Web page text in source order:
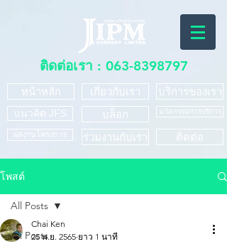
ติดต่อเรา : 063-8398797
หน้าหลัก
แนวคิด JFS
ผลงานโครงการ
เกี่ยวกับเรา
บล็อก
ร่วมงานกับเรา
บริการของเรา
นวัตกรรมการบริการ
ติดต่อ
โพสต์
All Posts
All Posts
Chai Ken
25 พ.ย. 2565 ยาว 1 นาที